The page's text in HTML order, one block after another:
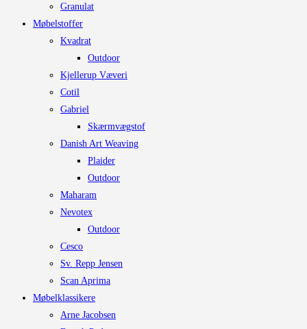
Granulat
Møbelstoffer
Kvadrat
Outdoor
Kjellerup Væveri
Cotil
Gabriel
Skærmvægstof
Danish Art Weaving
Plaider
Outdoor
Maharam
Nevotex
Outdoor
Cesco
Sv. Repp Jensen
Scan Aprima
Møbelklassikere
Arne Jacobsen